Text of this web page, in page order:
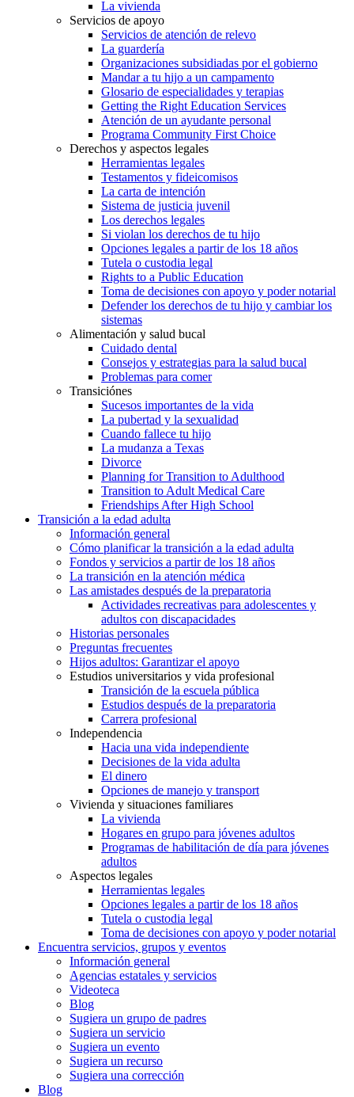
La vivienda
Servicios de apoyo
Servicios de atención de relevo
La guardería
Organizaciones subsidiadas por el gobierno
Mandar a tu hijo a un campamento
Glosario de especialidades y terapias
Getting the Right Education Services
Atención de un ayudante personal
Programa Community First Choice
Derechos y aspectos legales
Herramientas legales
Testamentos y fideicomisos
La carta de intención
Sistema de justicia juvenil
Los derechos legales
Si violan los derechos de tu hijo
Opciones legales a partir de los 18 años
Tutela o custodia legal
Rights to a Public Education
Toma de decisiones con apoyo y poder notarial
Defender los derechos de tu hijo y cambiar los
sistemas
Alimentación y salud bucal
Cuidado dental
Consejos y estrategias para la salud bucal
Problemas para comer
Transiciónes
Sucesos importantes de la vida
La pubertad y la sexualidad
Cuando fallece tu hijo
La mudanza a Texas
Divorce
Planning for Transition to Adulthood
Transition to Adult Medical Care
Friendships After High School
Transición a la edad adulta
Información general
Cómo planificar la transición a la edad adulta
Fondos y servicios a partir de los 18 años
La transición en la atención médica
Las amistades después de la preparatoria
Actividades recreativas para adolescentes y
adultos con discapacidades
Historias personales
Preguntas frecuentes
Hijos adultos: Garantizar el apoyo
Estudios universitarios y vida profesional
Transición de la escuela pública
Estudios después de la preparatoria
Carrera profesional
Independencia
Hacia una vida independiente
Decisiones de la vida adulta
El dinero
Opciones de manejo y transport
Vivienda y situaciones familiares
La vivienda
Hogares en grupo para jóvenes adultos
Programas de habilitación de día para jóvenes
adultos
Aspectos legales
Herramientas legales
Opciones legales a partir de los 18 años
Tutela o custodia legal
Toma de decisiones con apoyo y poder notarial
Encuentra servicios, grupos y eventos
Información general
Agencias estatales y servicios
Videoteca
Blog
Sugiera un grupo de padres
Sugiera un servicio
Sugiera un evento
Sugiera un recurso
Sugiera una corrección
Blog